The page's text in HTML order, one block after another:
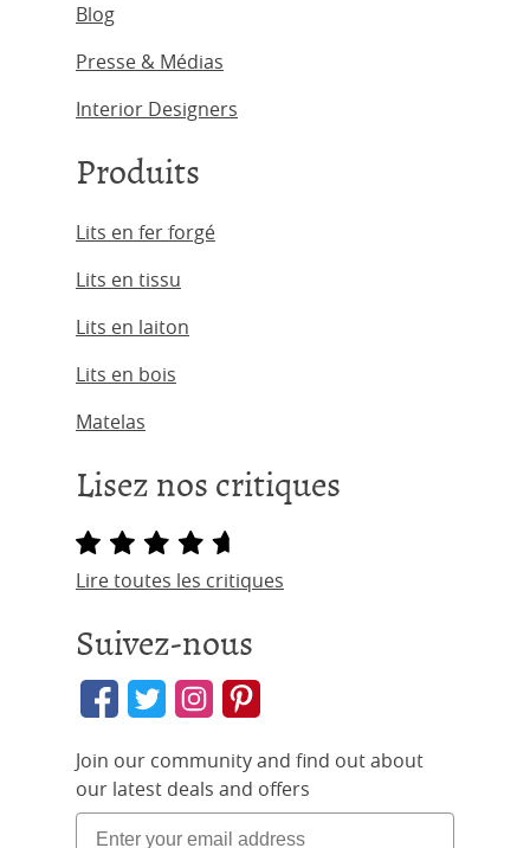
Blog
Presse & Médias
Interior Designers
Produits
Lits en fer forgé
Lits en tissu
Lits en laiton
Lits en bois
Matelas
Lisez nos critiques
Lire toutes les critiques
Suivez-nous
Join our community and find out about
our latest deals and offers